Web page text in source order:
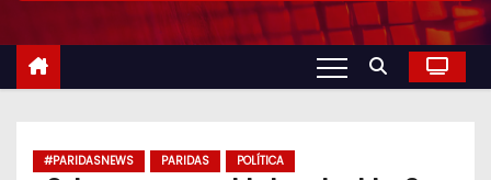
t
#PARIDASNEWS PARIDAS POLÍTICA